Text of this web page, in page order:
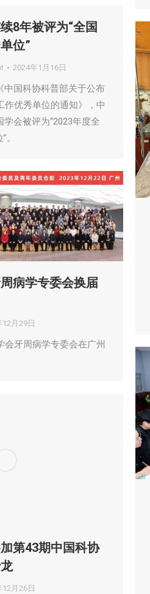
8年被评为“全国
位”
2024年1月16日
中国科协科普部关于公布
作优秀单位的通知》，中
会被评为“2023年度全
。
病学专委会换届
月29日
会牙周病学专委会在广州
第43期中国科协
月26日